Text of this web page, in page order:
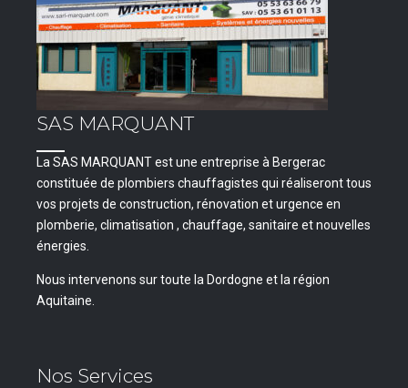
SAS MARQUANT
La SAS MARQUANT est une entreprise à Bergerac
constituée de plombiers chauffagistes qui réaliseront tous
vos projets de construction, rénovation et urgence en
plomberie, climatisation , chauffage, sanitaire et nouvelles
énergies.
Nous intervenons sur toute la Dordogne et la région
Aquitaine.
Nos Services